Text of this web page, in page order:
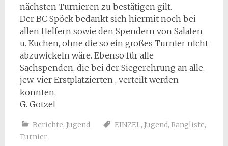
nächsten Turnieren zu bestätigen gilt.
Der BC Spöck bedankt sich hiermit noch bei
allen Helfern sowie den Spendern von Salaten
u. Kuchen, ohne die so ein großes Turnier nicht
abzuwickeln wäre. Ebenso für alle
Sachspenden, die bei der Siegerehrung an alle,
jew. vier Erstplatzierten , verteilt werden
konnten.
G. Gotzel
Berichte, Jugend EINZEL, Jugend, Rangliste,
Turnier